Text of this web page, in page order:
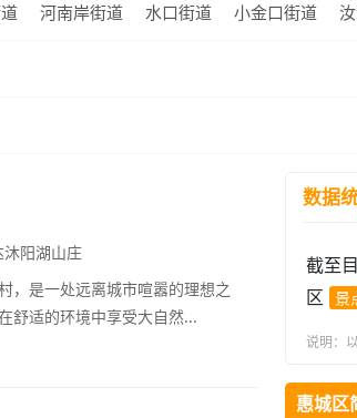
河南岸街道 水口街道 小金口街道
阳湖山庄
，是一处远离城市喧嚣的理想之
舒适的环境中享受大自然...
数据
截至
区 景
说明：
惠城区